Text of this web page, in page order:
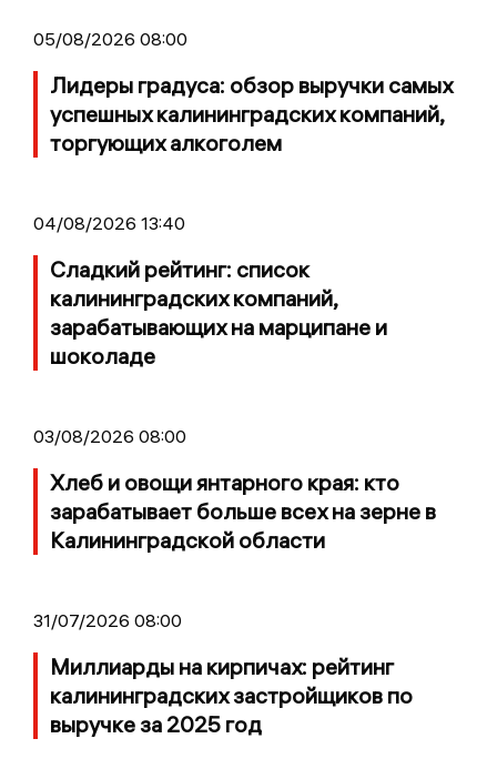
05/08/2026 08:00
Лидеры градуса: обзор выручки самых
успешных калининградских компаний,
торгующих алкоголем
04/08/2026 13:40
Сладкий рейтинг: список
калининградских компаний,
зарабатывающих на марципане и
шоколаде
03/08/2026 08:00
Хлеб и овощи янтарного края: кто
зарабатывает больше всех на зерне в
Калининградской области
31/07/2026 08:00
Миллиарды на кирпичах: рейтинг
калининградских застройщиков по
выручке за 2025 год